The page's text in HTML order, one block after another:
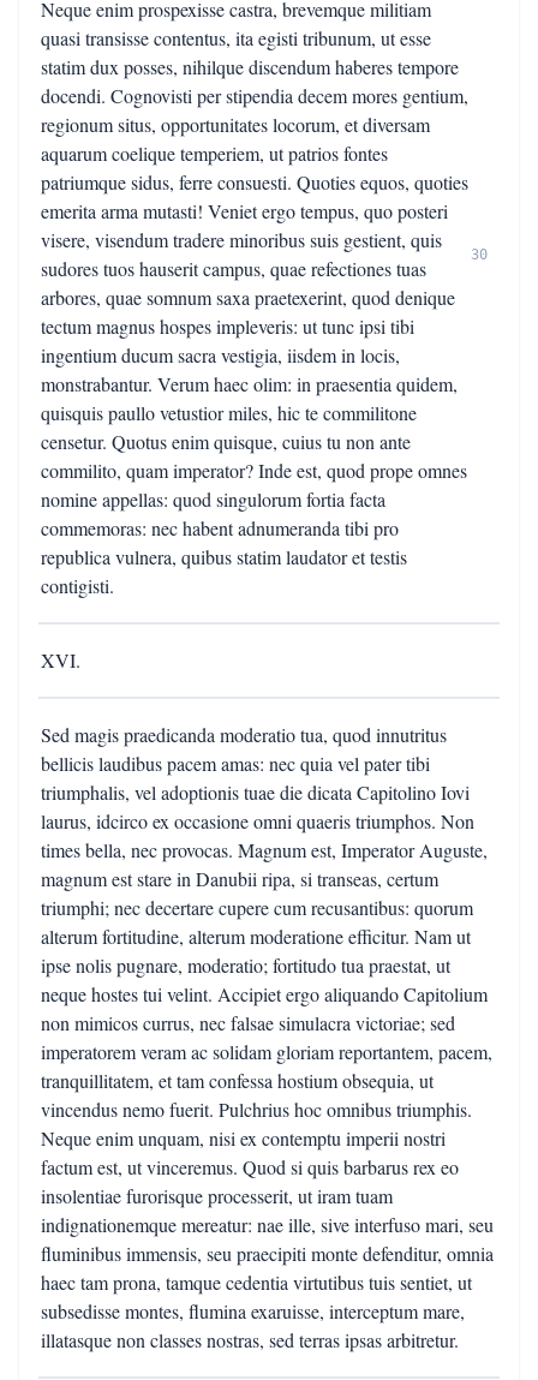
Neque enim prospexisse castra, brevemque militiam
quasi transisse contentus, ita egisti tribunum, ut esse
statim dux posses, nihilque discendum haberes tempore
docendi. Cognovisti per stipendia decem mores gentium,
regionum situs, opportunitates locorum, et diversam
aquarum coelique temperiem, ut patrios fontes
patriumque sidus, ferre consuesti. Quoties equos, quoties
emerita arma mutasti! Veniet ergo tempus, quo posteri
visere, visendum tradere minoribus suis gestient, quis
sudores tuos hauserit campus, quae refectiones tuas
arbores, quae somnum saxa praetexerint, quod denique
tectum magnus hospes impleveris: ut tunc ipsi tibi
ingentium ducum sacra vestigia, iisdem in locis,
monstrabantur. Verum haec olim: in praesentia quidem,
quisquis paullo vetustior miles, hic te commilitone
censetur. Quotus enim quisque, cuius tu non ante
commilito, quam imperator? Inde est, quod prope omnes
nomine appellas: quod singulorum fortia facta
commemoras: nec habent adnumeranda tibi pro
republica vulnera, quibus statim laudator et testis
contigisti.
30
XVI.
Sed magis praedicanda moderatio tua, quod innutritus
bellicis laudibus pacem amas: nec quia vel pater tibi
triumphalis, vel adoptionis tuae die dicata Capitolino Iovi
laurus, idcirco ex occasione omni quaeris triumphos. Non
times bella, nec provocas. Magnum est, Imperator Auguste,
magnum est stare in Danubii ripa, si transeas, certum
triumphi; nec decertare cupere cum recusantibus: quorum
alterum fortitudine, alterum moderatione efficitur. Nam ut
ipse nolis pugnare, moderatio; fortitudo tua praestat, ut
neque hostes tui velint. Accipiet ergo aliquando Capitolium
non mimicos currus, nec falsae simulacra victoriae; sed
imperatorem veram ac solidam gloriam reportantem, pacem,
tranquillitatem, et tam confessa hostium obsequia, ut
vincendus nemo fuerit. Pulchrius hoc omnibus triumphis.
Neque enim unquam, nisi ex contemptu imperii nostri
factum est, ut vinceremus. Quod si quis barbarus rex eo
insolentiae furorisque processerit, ut iram tuam
indignationemque mereatur: nae ille, sive interfuso mari, seu
fluminibus immensis, seu praecipiti monte defenditur, omnia
haec tam prona, tamque cedentia virtutibus tuis sentiet, ut
subsedisse montes, flumina exaruisse, interceptum mare,
illatasque non classes nostras, sed terras ipsas arbitretur.